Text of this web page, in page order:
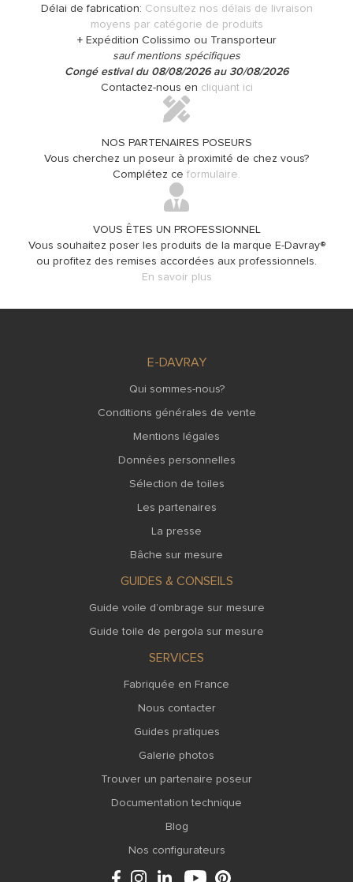
Délai de fabrication: Consultez nos délais de livraison
moyens par catégorie de produits
+ Expédition Colissimo ou Transporteur
sauf mentions spécifiques
Congé estival du 08/08/2026 au 30/08/2026
Contactez-nous en cliquant ici
NOS PARTENAIRES POSEURS
Vous cherchez un poseur à proximité de chez vous?
Complétez ce formulaire.
VOUS ÊTES UN PROFESSIONNEL
Vous souhaitez poser les produits de la marque E-Davray®
ou profitez des remises accordées aux professionnels.
En savoir plus
E-DAVRAY
Qui sommes-nous?
Conditions générales de vente
Mentions légales
Données personnelles
Sélection de toiles
Les partenaires
La presse
Bâche sur mesure
GUIDES & CONSEILS
Guide voile d’ombrage sur mesure
Guide toile de pergola sur mesure
SERVICES
Fabriquée en France
Nous contacter
Guides pratiques
Galerie photos
Trouver un partenaire poseur
Documentation technique
Blog
Nos configurateurs